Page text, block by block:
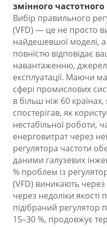
змінного
Вибір правильного
(VFD) — це не просто
найдешевшої моделі,
повністю відповідає
навантаженню,
експлуатації. Маючи
сфері промислових
в більш ніж 60
спостерігав, як
нестабільної роботи,
енерговитрат через
регулятора частоти
даними галузевих
% проблем із
(VFD) виникають
через недоліки
підібраний регулятор
15–30 %, продовжує